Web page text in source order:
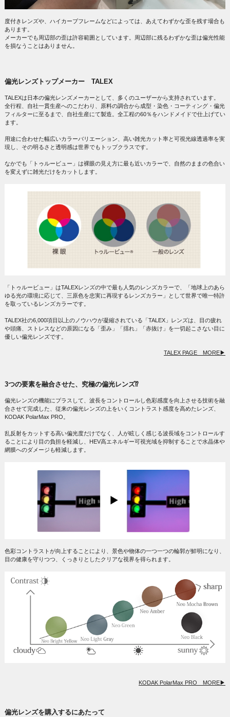
度付きレンズや、ハイカーブフレームなどによっては、あえてわずかな歪を残す場合も
あります。
メーカーでも周辺部の歪は許容範囲としています。周辺部に残るわずかな歪は偏光性能
を損なうことはありません。
偏光レンズトップメーカー TALEX
TALEXは日本の偏光レンズメーカーとして、多くのユーザーから支持されています。
全行程、自社一貫生産へのこだわり、原料の調合から成型・染色・コーティング・偏光
フィルターに至るまで、自社生産にて製造。全工程の60％をハンドメイドで仕上げてい
ます。
用途に合わせた幅広いカラーバリエーション、高い雑光カット率と可視光線透過率を実
現し、その明るさと透明感は世界でもトップクラスです。
なかでも「トゥルービュー」は裸眼の見え方に最も近いカラーで、自然のままの色合い
を変えずに雑光だけをカットします。
「トゥルービュー」はTALEXレンズの中で最も人気のレンズカラーで、「地球上のあら
ゆる光の環境に応じて、三原色を忠実に再現するレンズカラー」として世界で唯一特許
を取っているレンズカラーです。
TALEX社の6,000項目以上のノウハウが凝縮されている「TALEX」レンズは、目の疲れ
や頭痛、ストレスなどの原因になる「歪み」「揺れ」「赤抜け」を一切起こさない目に
優しい偏光レンズです。
TALEX PAGE MORE▶
3つの要素を融合させた、究極の偏光レンズ⁉
偏光レンズの機能にプラスして、波長をコントロールし色彩感度を向上させる技術を融
合させて完成した、従来の偏光レンズの上をいくコントラスト感度を高めたレンズ、
KODAK PolarMax PRO。
乱反射をカットする高い偏光度だけでなく、人が眩しく感じる波長域をコントロールす
ることにより目の負担を軽減し、HEV高エネルギー可視光域を抑制することで水晶体や
網膜へのダメージも軽減します。
色彩コントラストが向上することにより、景色や物体の一つ一つの輪郭が鮮明になり、
目の健康を守りつつ、くっきりとしたクリアな視界を得られます。
KODAK PolarMax PRO MORE▶
偏光レンズを購入するにあたって